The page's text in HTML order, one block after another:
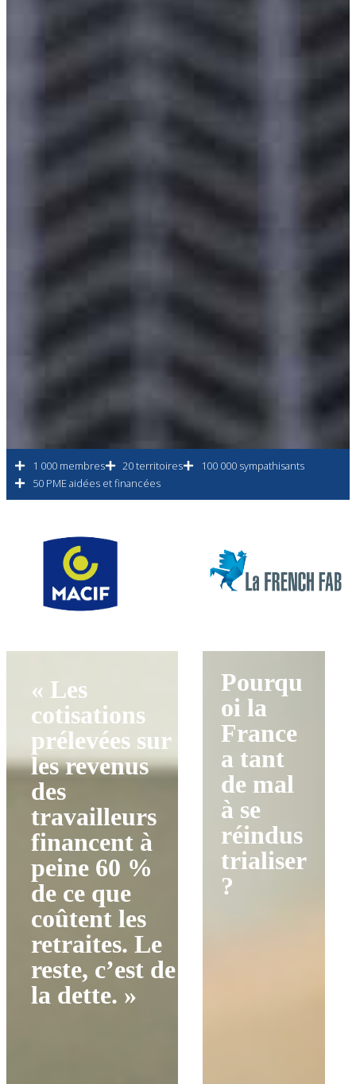
1 000 membres 20 territoires
100 000 sympathisants
50 PME aidées et financées
« Les
cotisations
prélevées sur
les revenus
des
travailleurs
financent à
peine 60 %
de ce que
coûtent les
retraites. Le
reste, c’est de
la dette. »
Pourqu
oi la
France
a tant
de mal
à se
réindus
trialiser
?